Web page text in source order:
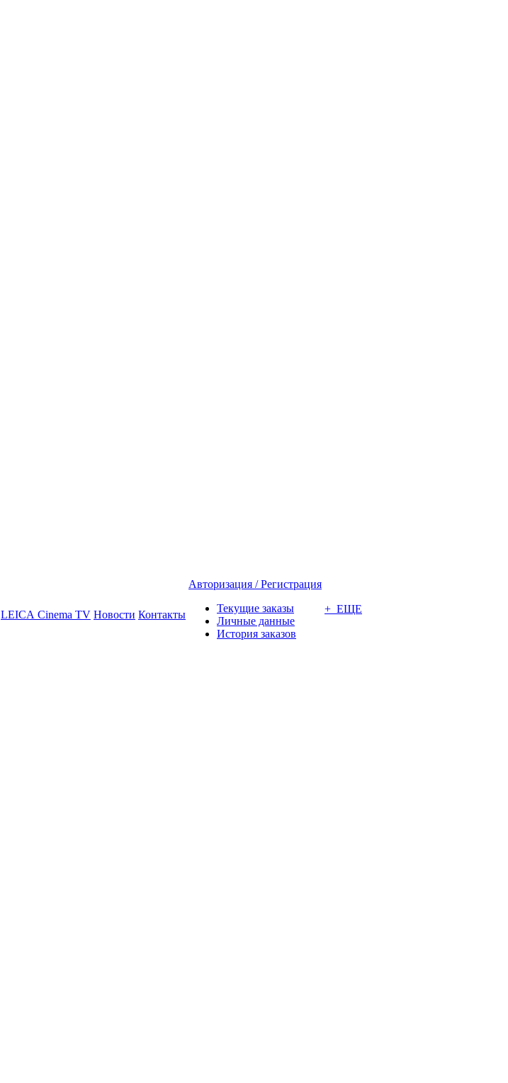
LEICA Cinema TV Новости Контакты
Авторизация / Регистрация
Текущие заказы
Личные данные
История заказов
+ ЕЩЕ